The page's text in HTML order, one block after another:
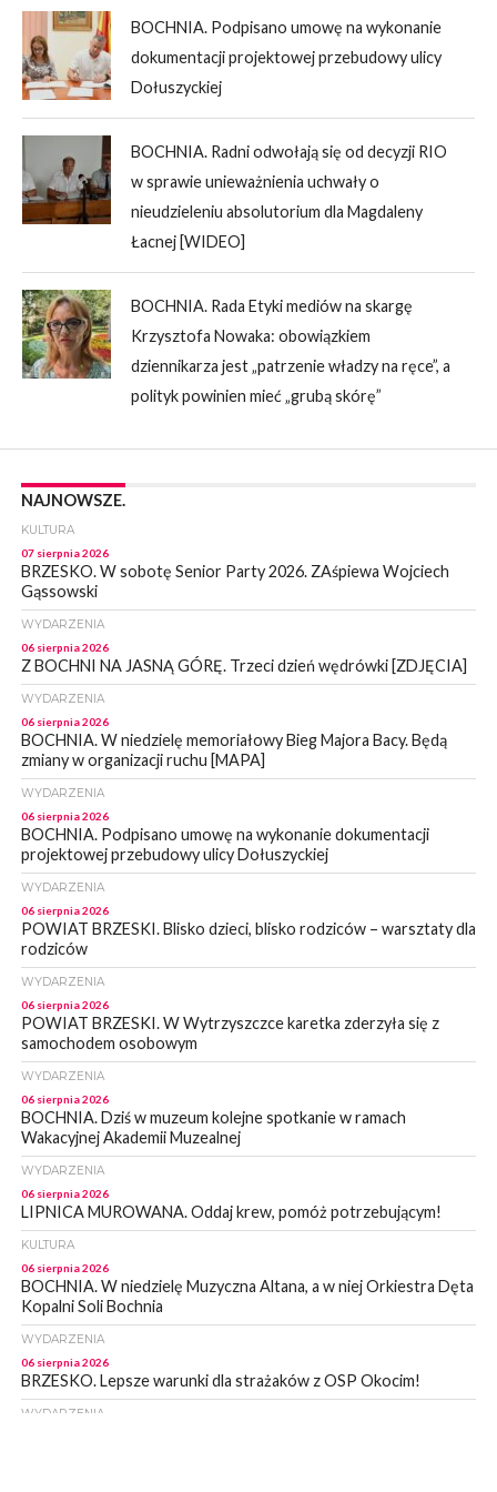
BOCHNIA. Podpisano umowę na wykonanie
dokumentacji projektowej przebudowy ulicy
Dołuszyckiej
BOCHNIA. Radni odwołają się od decyzji RIO
w sprawie unieważnienia uchwały o
nieudzieleniu absolutorium dla Magdaleny
Łacnej [WIDEO]
BOCHNIA. Rada Etyki mediów na skargę
Krzysztofa Nowaka: obowiązkiem
dziennikarza jest „patrzenie władzy na ręce”, a
polityk powinien mieć „grubą skórę”
NAJNOWSZE.
KULTURA
07 sierpnia 2026
BRZESKO. W sobotę Senior Party 2026. ZAśpiewa Wojciech
Gąssowski
WYDARZENIA
06 sierpnia 2026
Z BOCHNI NA JASNĄ GÓRĘ. Trzeci dzień wędrówki [ZDJĘCIA]
WYDARZENIA
06 sierpnia 2026
BOCHNIA. W niedzielę memoriałowy Bieg Majora Bacy. Będą
zmiany w organizacji ruchu [MAPA]
WYDARZENIA
06 sierpnia 2026
BOCHNIA. Podpisano umowę na wykonanie dokumentacji
projektowej przebudowy ulicy Dołuszyckiej
WYDARZENIA
06 sierpnia 2026
POWIAT BRZESKI. Blisko dzieci, blisko rodziców – warsztaty dla
rodziców
WYDARZENIA
06 sierpnia 2026
POWIAT BRZESKI. W Wytrzyszczce karetka zderzyła się z
samochodem osobowym
WYDARZENIA
06 sierpnia 2026
BOCHNIA. Dziś w muzeum kolejne spotkanie w ramach
Wakacyjnej Akademii Muzealnej
WYDARZENIA
06 sierpnia 2026
LIPNICA MUROWANA. Oddaj krew, pomóż potrzebującym!
KULTURA
06 sierpnia 2026
BOCHNIA. W niedzielę Muzyczna Altana, a w niej Orkiestra Dęta
Kopalni Soli Bochnia
WYDARZENIA
06 sierpnia 2026
BRZESKO. Lepsze warunki dla strażaków z OSP Okocim!
WYDARZENIA